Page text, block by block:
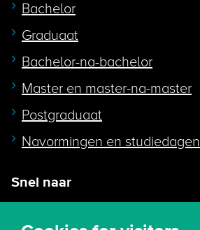
Bachelor
Graduaat
Bachelor-na-bachelor
Master en master-na-master
Postgraduaat
Navormingen en studiedagen
Snel naar